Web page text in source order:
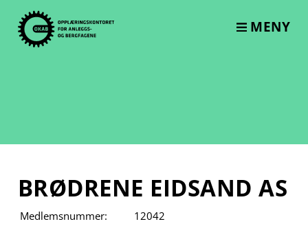
content
MENY
BRØDRENE EIDSAND AS
Medlemsnummer:
12042